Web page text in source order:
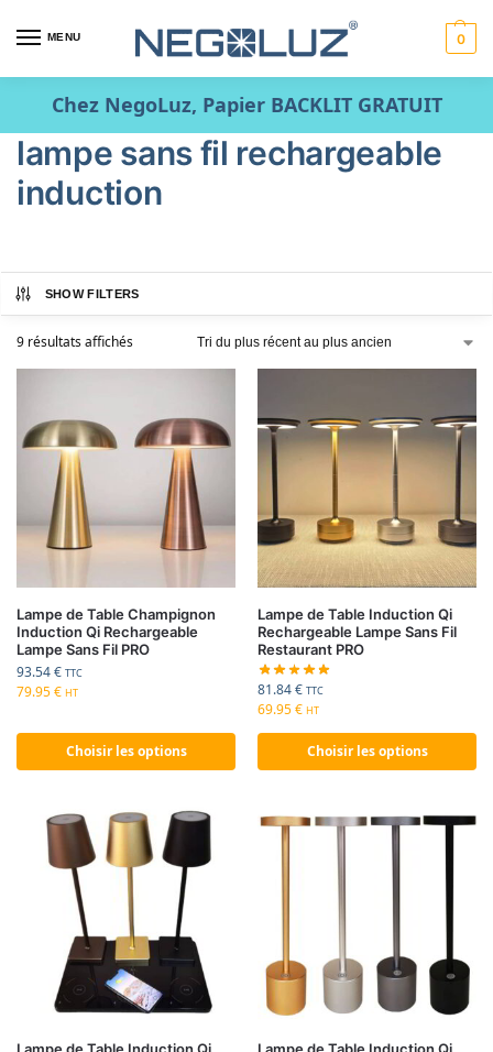
MENU 0
Chez NegoLuz, Papier BACKLIT GRATUIT
lampe sans fil rechargeable
induction
SHOW FILTERS
9 résultats affichés
Lampe de Table Champignon
Induction Qi Rechargeable
Lampe Sans Fil PRO
93.54€ TTC
79.95€ HT
Choisir les options
Lampe de Table Induction Qi
Rechargeable Lampe Sans Fil
Restaurant PRO
81.84€ TTC
69.95€ HT
Choisir les options
Lampe de Table Induction Qi
Lampe de Table Induction Qi